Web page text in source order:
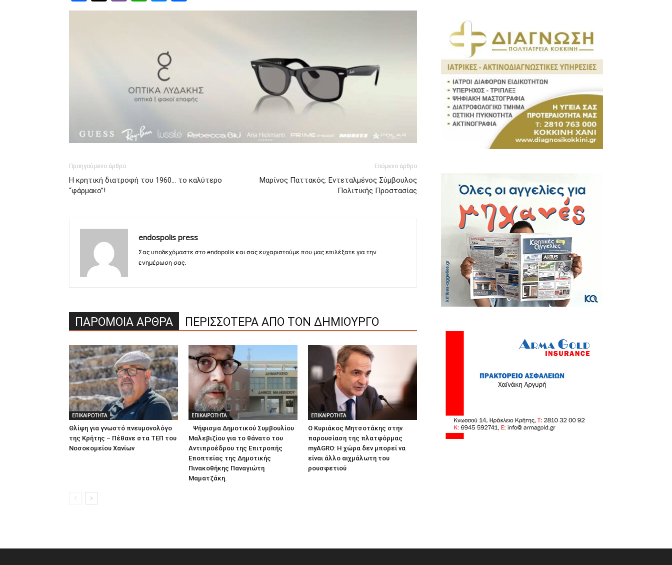
Προηγούμενο άρθρο
Η κρητική διατροφή του 1960… το καλύτερο
“φάρμακο”!
Επόμενο άρθρο
Μαρίνος Παττακός: Εντεταλμένος Σύμβουλος
Πολιτικής Προστασίας
endospolis press
Σας υποδεχόμαστε στο endopolis και σας ευχαριστούμε που μας επιλέξατε για την
ενημέρωση σας.
ΠΑΡΟΜΟΙΑ ΑΡΘΡΑ ΠΕΡΙΣΣΟΤΕΡΑ ΑΠΟ ΤΟΝ ΔΗΜΙΟΥΡΓΟ
ΕΠΙΚΑΙΡΟΤΗΤΑ
Θλίψη για γνωστό πνευμονολόγο
της Κρήτης – Πέθανε στα ΤΕΠ του
Νοσοκομείου Χανίων
ΕΠΙΚΑΙΡΟΤΗΤΑ
Ψήφισμα Δημοτικού Συμβουλίου
Μαλεβιζίου για το θάνατο του
Αντιπροέδρου της Επιτροπής
Εποπτείας της Δημοτικής
Πινακοθήκης Παναγιώτη
Μαματζάκη.
ΕΠΙΚΑΙΡΟΤΗΤΑ
Ο Κυριάκος Μητσοτάκης στην
παρουσίαση της πλατφόρμας
myAGRO: Η χώρα δεν μπορεί να
είναι άλλο αιχμάλωτη του
ρουσφετιού